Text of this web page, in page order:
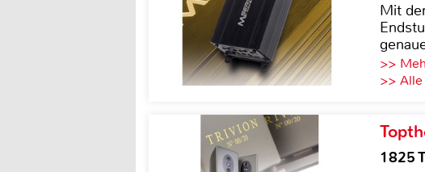
Mit
>>
>> Alle
1825